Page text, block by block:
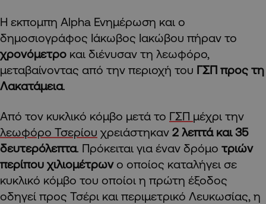
Η εκπομπη Alpha Ενημέρωση και ο
δημοσιογράφος Ιάκωβος Ιακώβου πήραν το
χρονόμετρο και διένυσαν τη λεωφόρο,
μεταβαίνοντας από την περιοχή του ΓΣΠ προς τη
Λακατάμεια.
Από τον κυκλικό κόμβο μετά το ΓΣΠ μέχρι την
λεωφόρο Τσερίου χρειάστηκαν 2 λεπτά και 35
δευτερόλεπτα. Πρόκειται για έναν δρόμο τριών
περίπου χιλιομέτρωνο οποίος καταλήγει σε
κυκλικό κόμβο του οποίοι η πρώτη έξοδος
οδηγεί προς Τσέρι και περιμετρικό Λευκωσίας, η